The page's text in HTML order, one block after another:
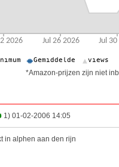
*Amazon-prijzen zijn niet
1) 01-02-2006 14:05
in alphen aan den rijn